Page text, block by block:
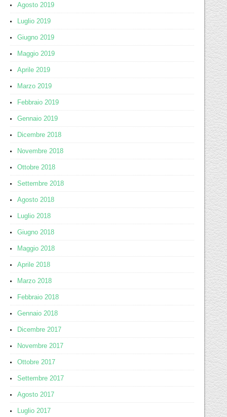
Agosto 2019
Luglio 2019
Giugno 2019
Maggio 2019
Aprile 2019
Marzo 2019
Febbraio 2019
Gennaio 2019
Dicembre 2018
Novembre 2018
Ottobre 2018
Settembre 2018
Agosto 2018
Luglio 2018
Giugno 2018
Maggio 2018
Aprile 2018
Marzo 2018
Febbraio 2018
Gennaio 2018
Dicembre 2017
Novembre 2017
Ottobre 2017
Settembre 2017
Agosto 2017
Luglio 2017